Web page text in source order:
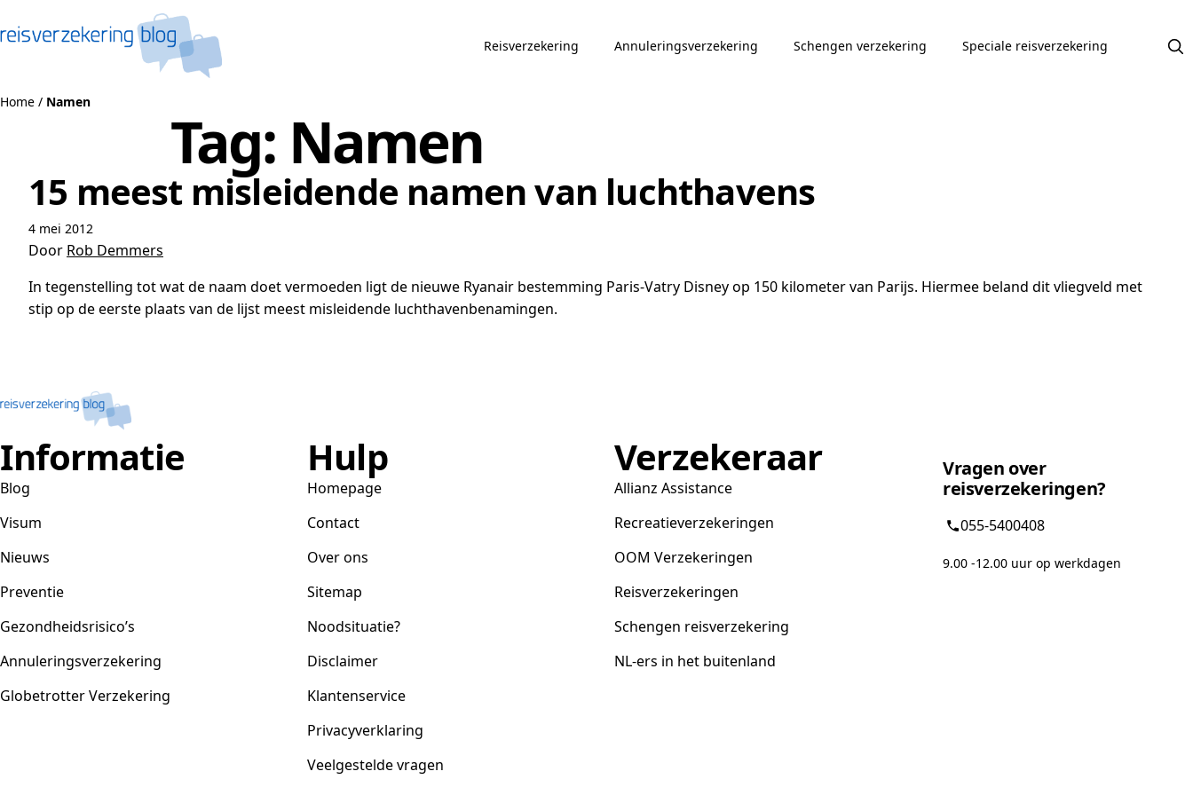
Reisverzekering Annuleringsverzekering Schengen verzekering Speciale reisverzekering
Home / Namen
Tag: Namen
15 meest misleidende namen van luchthavens
4 mei 2012
Door Rob Demmers
In tegenstelling tot wat de naam doet vermoeden ligt de nieuwe Ryanair bestemming Paris-Vatry Disney op 150 kilometer van Parijs. Hiermee beland dit vliegveld met
stip op de eerste plaats van de lijst meest misleidende luchthavenbenamingen.
Informatie
Blog
Visum
Nieuws
Preventie
Gezondheidsrisico’s
Annuleringsverzekering
Globetrotter Verzekering
Hulp
Homepage
Contact
Over ons
Sitemap
Noodsituatie?
Disclaimer
Klantenservice
Privacyverklaring
Veelgestelde vragen
Verzekeraar
Allianz Assistance
Recreatieverzekeringen
OOM Verzekeringen
Reisverzekeringen
Schengen reisverzekering
NL-ers in het buitenland
Vragen over
reisverzekeringen?
055-5400408
9.00 -12.00 uur op werkdagen